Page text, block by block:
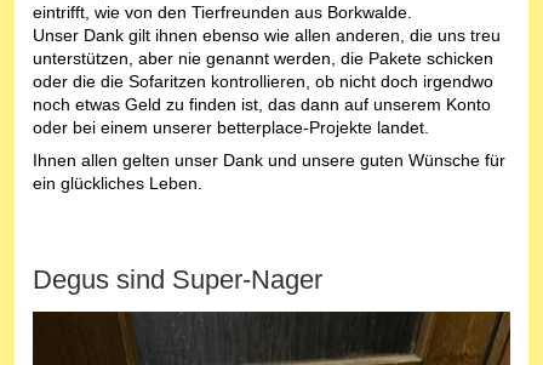
eintrifft, wie von den Tierfreunden aus Borkwalde.
Unser Dank gilt ihnen ebenso wie allen anderen, die uns treu
unterstützen, aber nie genannt werden, die Pakete schicken
oder die die Sofaritzen kontrollieren, ob nicht doch irgendwo
noch etwas Geld zu finden ist, das dann auf unserem Konto
oder bei einem unserer betterplace-Projekte landet.
Ihnen allen gelten unser Dank und unsere guten Wünsche für
ein glückliches Leben.
Degus sind Super-Nager